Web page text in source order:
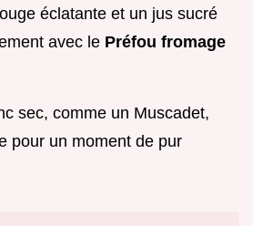
éclatante et un jus sucré
avec le Préfou fromage
sec, comme un Muscadet,
pour un moment de pur